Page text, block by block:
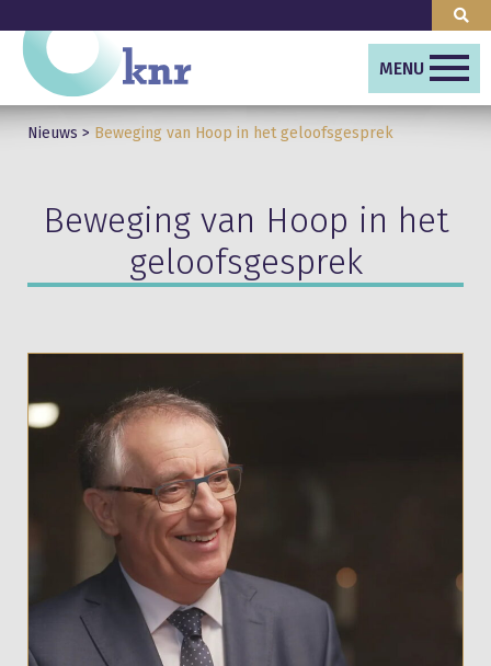
MENU
Nieuws > Beweging van Hoop in het geloofsgesprek
Beweging van Hoop in het
geloofsgesprek